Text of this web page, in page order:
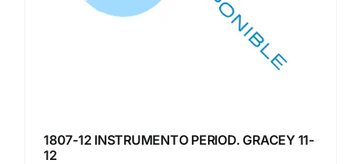
1807-12 INSTRUMENTO PERIOD. GRACEY 11-
12